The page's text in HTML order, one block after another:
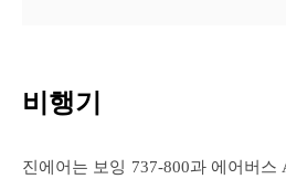
비행기
진에어는 보잉 737-800과 에어버스